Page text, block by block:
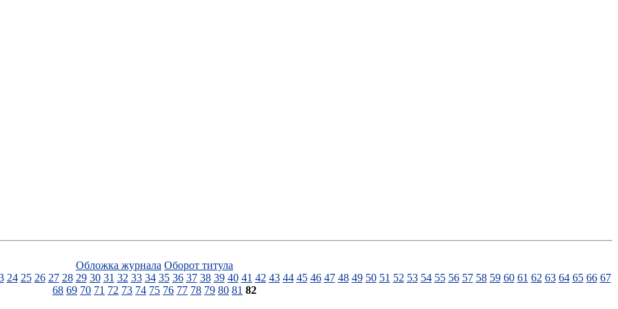
Обложка журнала Оборот титула
24 25 26 27 28 29 30 31 32 33 34 35 36 37 38 39 40 41 42 43 44 45 46 47 48 49 50 51 52 53 54 55 56 57 58 59 60 61 62 63 64 65 66 67
68 69 70 71 72 73 74 75 76 77 78 79 80 81 82